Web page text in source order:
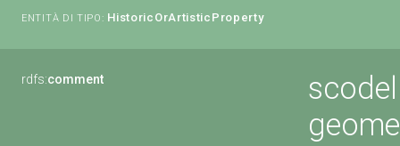
ENTITÀ DI TIPO: HistoricOrArtisticProperty
rdfs:comment